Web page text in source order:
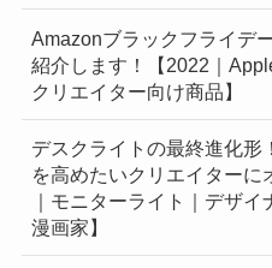
Amazonブラックフライデ
紹介します！【2022｜
クリエイター向け商品】
デスクライトの最終進化形
を高めたいクリエイターに
｜モニターライト｜デザイ
漫画家】